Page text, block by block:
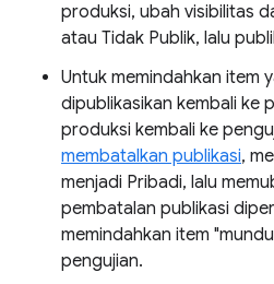
produksi, ubah visibilitas
atau Tidak Publik, lalu
Untuk memindahkan item
dipublikasikan kembali ke
produksi kembali ke
membatalkan publikasi,
menjadi Pribadi, lalu
pembatalan publikasi
memindahkan item
pengujian.